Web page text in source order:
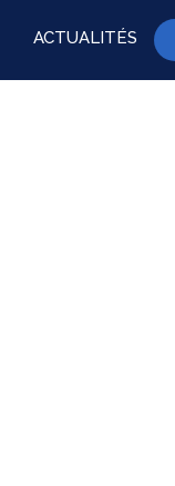
ACTUALITÉS